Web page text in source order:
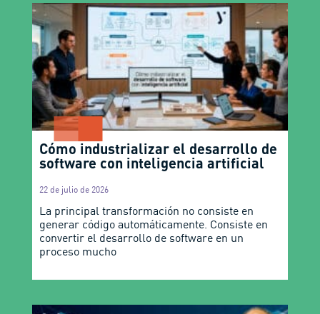
Cómo industrializar el desarrollo de
software con inteligencia artificial
22 de julio de 2026
La principal transformación no consiste en
generar código automáticamente. Consiste en
convertir el desarrollo de software en un
proceso mucho